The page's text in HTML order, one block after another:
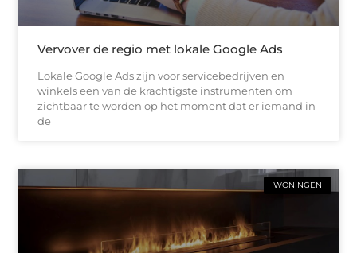
Vervover de regio met lokale Google Ads
Lokale Google Ads zijn voor servicebedrijven en
winkels een van de krachtigste instrumenten om
zichtbaar te worden op het moment dat er iemand in
de
WONINGEN